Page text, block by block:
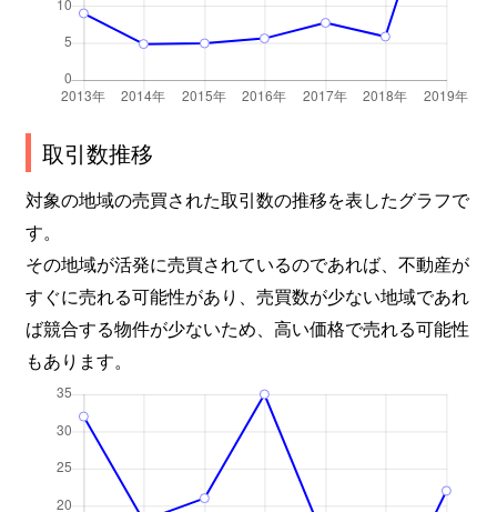
取引数推移
対象の地域の売買された取引数の推移を表したグラフで
す。
その地域が活発に売買されているのであれば、不動産が
すぐに売れる可能性があり、売買数が少ない地域であれ
ば競合する物件が少ないため、高い価格で売れる可能性
もあります。